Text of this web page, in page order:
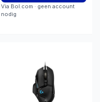
Via Bol.com · geen account
nodig